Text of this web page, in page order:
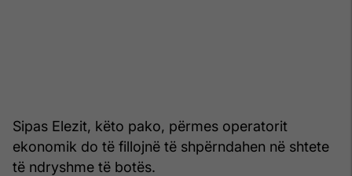
Sipas Elezit, këto pako, përmes operatorit
ekonomik do të fillojnë të shpërndahen në shtete
të ndryshme të botës.